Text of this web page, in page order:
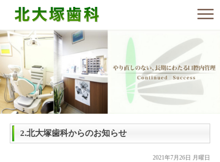
2.北大塚歯科からのお知らせ
2021年7月26日 月曜日